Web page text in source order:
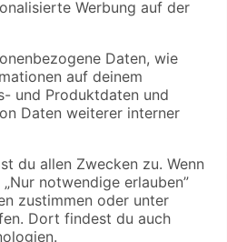
'SMART WiFi CLB' mit WiFi-
SMART+ WiFi App (ab Android™️
White einstellbar, von
kannst du aus ca. 16
und besitzt eine Lebensdauer von
oder Alexa ist möglich. Die
nur in geeigneten Außenleuchten.